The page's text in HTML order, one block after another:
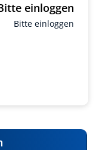
Bitte einloggen
einloggen